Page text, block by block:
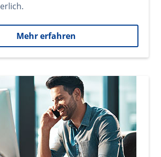
Mehr erfahren